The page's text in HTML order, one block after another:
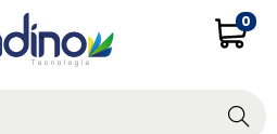
0
Buscar